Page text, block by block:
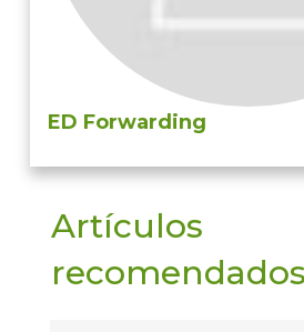
ED Forwarding
Artículos
recomendados